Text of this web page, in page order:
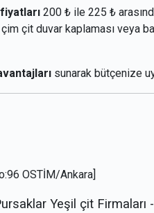
200 ₺ ile 225 ₺
çit duvar kaplaması veya
sunarak bütçenize
OSTİM/Ankara]
Yeşil çit